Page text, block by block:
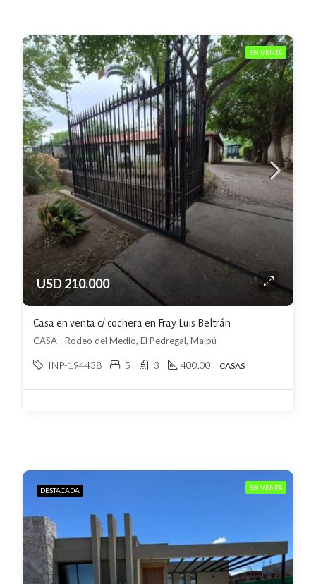
EN VENTA
USD 210.000
Casa en venta c/ cochera en Fray Luis Beltrán
CASA - Rodeo del Medio, El Pedregal, Maipú
INP-194438 5 3 400.00 CASAS
DESTACADA EN VENTA